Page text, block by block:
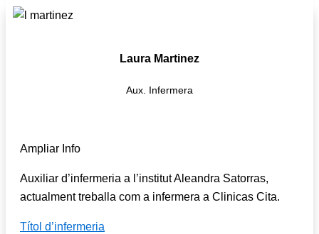
Laura Martinez
Aux. Infermera
Ampliar Info
Auxiliar d’infermeria a l’institut Aleandra Satorras,
actualment treballa com a infermera a Clinicas Cita.
Títol d’infermeria